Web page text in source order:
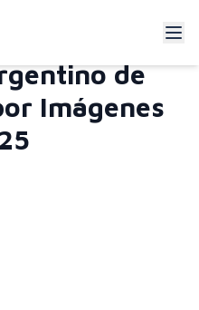
de
Imágenes